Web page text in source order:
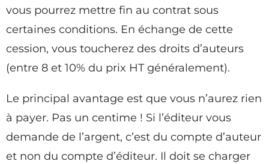
vous pourrez mettre fin au contrat sous
certaines conditions. En échange de cette
cession, vous toucherez des droits d’auteurs
(entre 8 et 10% du prix HT généralement).
Le principal avantage est que vous n’aurez rien
à payer. Pas un centime ! Si l’éditeur vous
demande de l’argent, c’est du compte d’auteur
et non du compte d’éditeur. Il doit se charger